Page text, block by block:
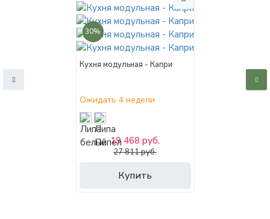
30%
Кухня модульная - Капри
Ожидать 4 недели
Купить
19 468 руб.
27 811 руб.